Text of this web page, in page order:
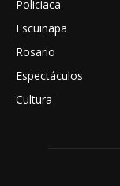
Policiaca
Escuinapa
Rosario
Espectáculos
Cultura